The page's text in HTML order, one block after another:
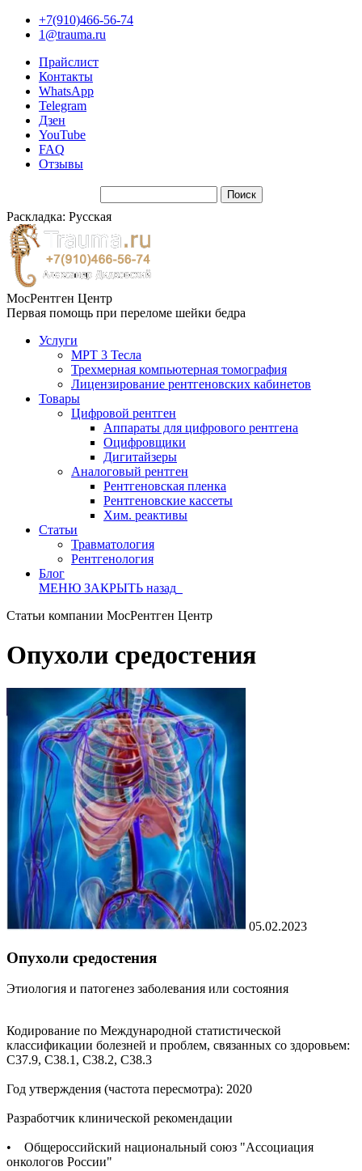
+7(910)466-56-74
1@trauma.ru
Прайслист
Контакты
WhatsApp
Telegram
Дзен
YouTube
FAQ
Отзывы
Раскладка: Русская
МосРентген Центр
Первая помощь при переломе шейки бедра
Услуги
МРТ 3 Тесла
Трехмерная компьютерная томография
Лицензирование рентгеновских кабинетов
Товары
Цифровой рентген
Аппараты для цифрового рентгена
Оцифровщики
Дигитайзеры
Аналоговый рентген
Рентгеновская пленка
Рентгеновские кассеты
Хим. реактивы
Статьи
Травматология
Рентгенология
Блог
МЕНЮ ЗАКРЫТЬ назад
Статьи компании МосРентген Центр
Опухоли средостения
05.02.2023
Опухоли средостения
Этиология и патогенез заболевания или состояния
Кодирование по Международной статистической
классификации болезней и проблем, связанных со здоровьем:
С37.9, С38.1, С38.2, С38.3
Год утверждения (частота пересмотра): 2020
Разработчик клинической рекомендации
• Общероссийский национальный союз "Ассоциация
онкологов России"